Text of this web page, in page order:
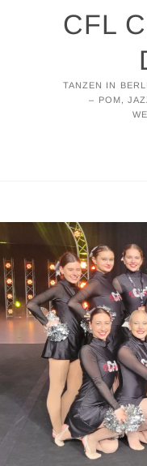
CFL
TANZEN IN
– POM,